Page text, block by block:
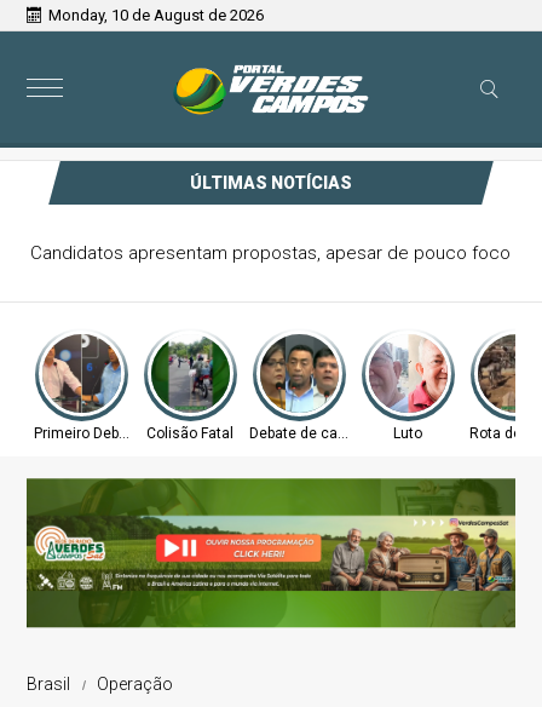
Monday, 10 de August de 2026
ÚLTIMAS NOTÍCIAS
Candidatos apresentam propostas, apesar de pouco foco
Primeiro Debate Colisão Fatal Debate de candidatosLuto Rota do
Brasil Operação